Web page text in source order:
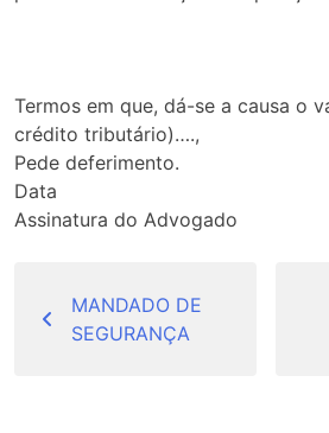
Termos em que, dá-se a causa o
crédito tributário)….,
Pede deferimento.
Data
Assinatura do Advogado
de
Post
MANDADO DE
SEGURANÇA